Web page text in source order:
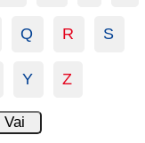
Q R S
Y Z